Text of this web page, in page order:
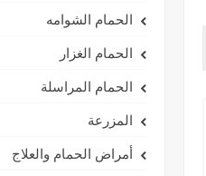
الحمام الشوامه
الحمام الغزار
الحمام المراسلة
المزرعة
أمراض الحمام والعلاج